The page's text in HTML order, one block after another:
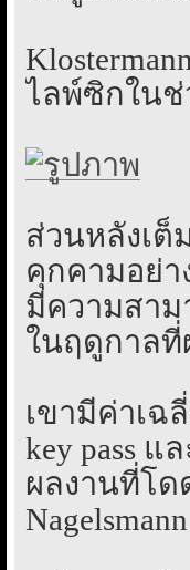
ไลพ์ซิกในช่
ส่วนหลังเต็
คุกคามอย่า
มีความสาม
ในฤดูกาล
เขามีค่าเฉลี่
key pass แ
ผลงานที่โด